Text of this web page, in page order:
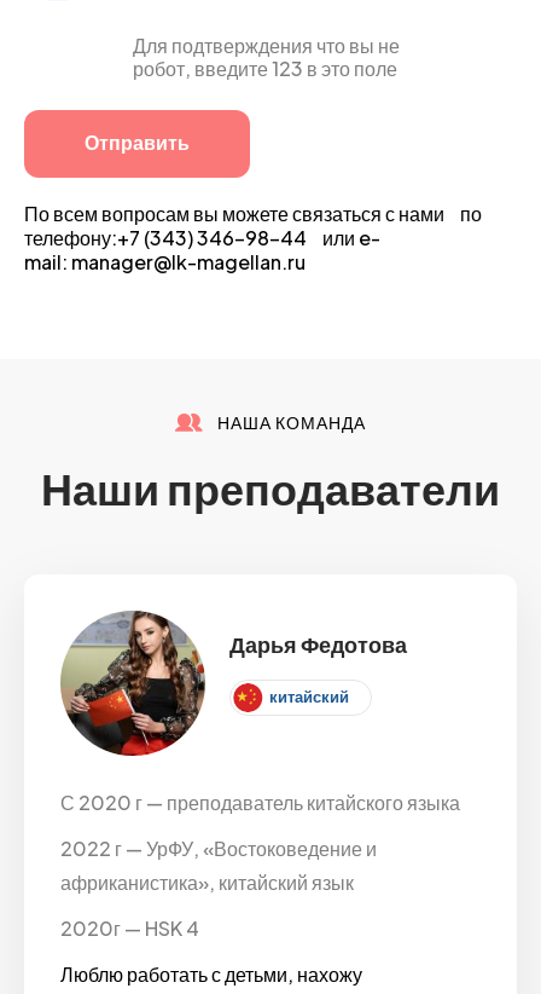
Для подтверждения что вы не
робот, введите 123 в это поле
По всем вопросам вы можете связаться с нами по
телефону:+7 (343) 346-98-44 или e-
mail: manager@lk-magellan.ru
НАША КОМАНДА
Наши преподаватели
Дарья Федотова
китайский
С 2020 г — преподаватель китайского языка
2022 г — УрФУ, «Востоковедение и
африканистика», китайский язык
2020г — HSK 4
Люблю работать с детьми, нахожу